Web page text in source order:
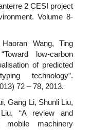
2 CESI project
Volume 8-
Wang, Ting
low-carbon
of predicted
technology”.
72 – 78, 2013.
Gang Li, Shunli Liu,
“A review and
machinery